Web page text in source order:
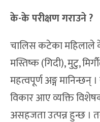
के-के परीक्षण गराउने ?
चालिस कटेका महिलाले
मस्तिष्क (गिदी), मुटु,
महत्वपूर्ण अङ्ग मानिन्छन्
विकार आए व्यक्ति
असहजता उत्पन्न हुन्छ ।